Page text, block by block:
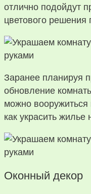
отлично подойдут
цветового решения
Заранее планируя
обновление
можно
как украсить жилье
Оконный декор